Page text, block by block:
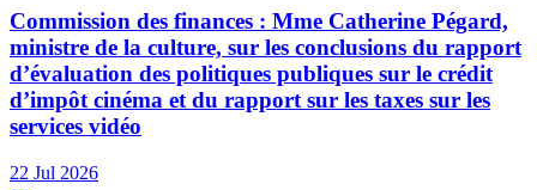
Commission des finances : Mme Catherine Pégard,
ministre de la culture, sur les conclusions du rapport
d’évaluation des politiques publiques sur le crédit
d’impôt cinéma et du rapport sur les taxes sur les
services vidéo
22 Jul 2026